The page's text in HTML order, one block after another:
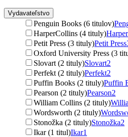
Vydavateľstvo
Penguin Books (6 titulov)
HarperCollins (4 tituly)
Petit Press (3 tituly)Petit Press
Oxford University Press (3
Slovart (2 tituly)Slovart2
Perfekt (2 tituly)Perfekt2
Puffin Books (2 tituly)Puffin
Pearson (2 tituly)Pearson2
William Collins (2 tituly)
Wordsworth (2 tituly)
Stonožka (2 tituly)Stonožka2
Ikar (1 titul)Ikar1